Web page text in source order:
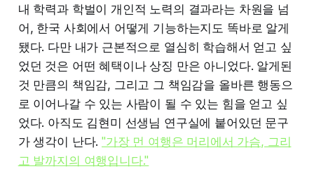
내 학력과 학벌이 개인적 노력의 결과라는 차원을 넘
어, 한국 사회에서 어떻게 기능하는지도 똑바로 알게
됐다. 다만 내가 근본적으로 열심히 학습해서 얻고 싶
었던 것은 어떤 혜택이나 상징 만은 아니었다. 알게된
것 만큼의 책임감, 그리고 그 책임감을 올바른 행동으
로 이어나갈 수 있는 사람이 될 수 있는 힘을 얻고 싶
었다. 아직도 김현미 선생님 연구실에 붙어있던 문구
가 생각이 난다."가장 먼 여행은 머리에서 가슴, 그리
고 발까지의 여행입니다."